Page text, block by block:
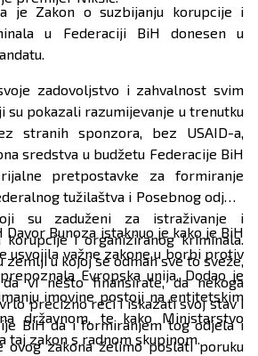
je Zakon o suzbijanju korupcije i
u Federaciji BiH donesen u
zadovoljstvo i zahvalnost svim
su pokazali razumijevanje u trenutku
stranih sponzora, bez USAID-a,
sredstva u budžetu Federacije BiH
pretpostavke za formiranje
tužilaštva i Posebnog odjela
su zaduženi za istraživanje i
korupcije i organiziranog kriminala.
zemlji u kojoj se odmah sve to sveže,
vi nešto finansirate, da nekoga
precizno reći i iskazati svoj stav i
BiH da i formiranjem tog odjela i
ovog zakona želimo poslati poruku
Bunoza istaknuo je kako je BiH
usvojila važne zakone u borbi protiv
Evropska unija. Dodao je
imovine postoji na entitetskim
državnom, te kako Ministarstvo
taj zakon s radnom skupinom.